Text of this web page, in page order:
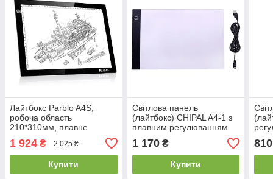
Лайтбокс Parblo A4S,
робоча область
210*310мм, плавне
регулювання яскравості
світла, підключення
USB/220V
1 924 ₴ 2 025 ₴
Купити
Світлова панель
(лайтбокс) CHIPAL A4-1 з
плавним регулюванням
яскравості, робоча
область 30.3*21.7см
1 170₴
Купити
810